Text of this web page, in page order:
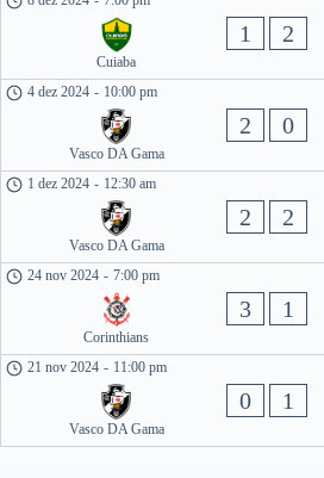
Cuiaba
1 2
4 dez 2024 - 10:00 pm
Vasco DA Gama
2 0
1 dez 2024 - 12:30 am
Vasco DA Gama
2 2
24 nov 2024 - 7:00 pm
Corinthians
3 1
21 nov 2024 - 11:00 pm
Vasco DA Gama
0 1